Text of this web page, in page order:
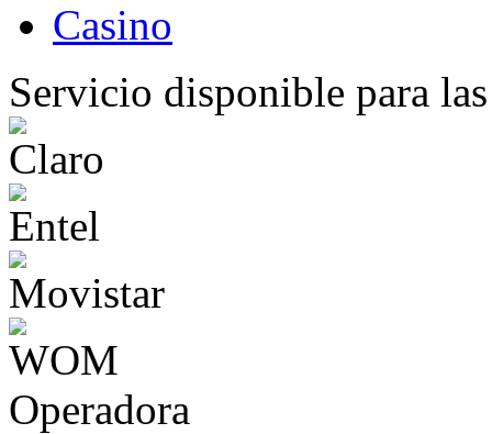
Casino
Servicio disponible para
Operadora